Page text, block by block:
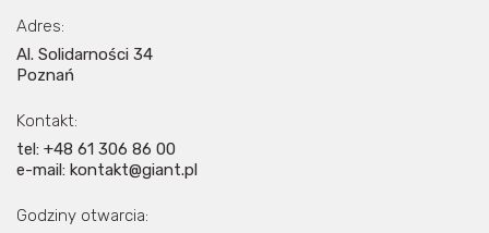
Adres:
Al. Solidarności 34
Poznań
Kontakt:
tel: +48 61 306 86 00
e-mail: kontakt@giant.pl
Godziny otwarcia: